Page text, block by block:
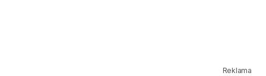
Reklama